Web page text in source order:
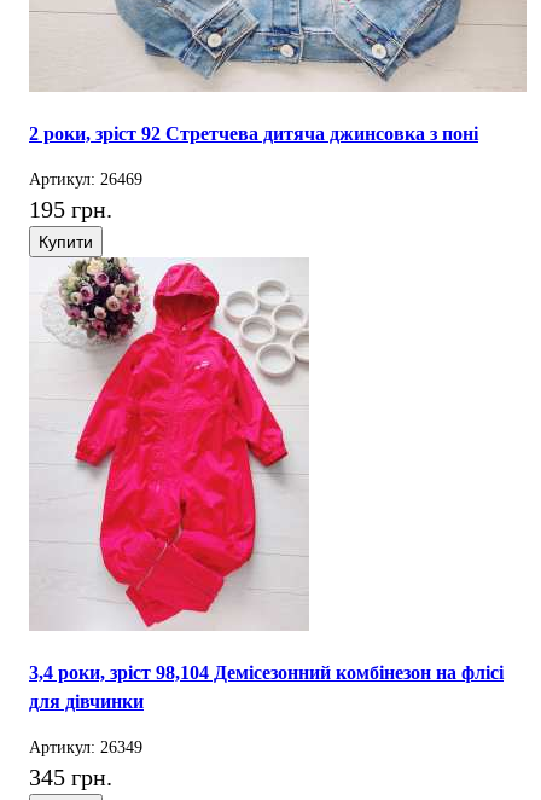
2 роки, зріст 92 Стретчева дитяча джинсовка з поні
Артикул: 26469
195 грн.
Купити
3,4 роки, зріст 98,104 Демісезонний комбінезон на флісі
для дівчинки
Артикул: 26349
345 грн.